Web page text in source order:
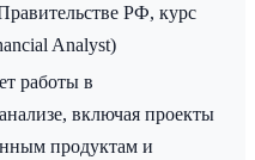
РФ, курс
Analyst)
работы в
включая проекты
продуктам и